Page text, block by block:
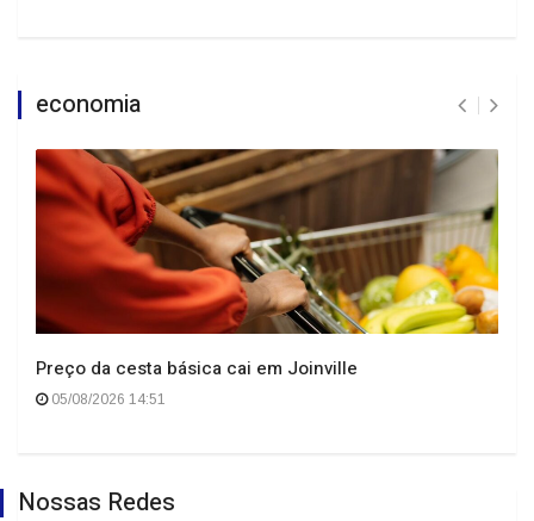
economia
Preço da cesta básica cai em Joinville
05/08/2026 14:51
Nossas Redes